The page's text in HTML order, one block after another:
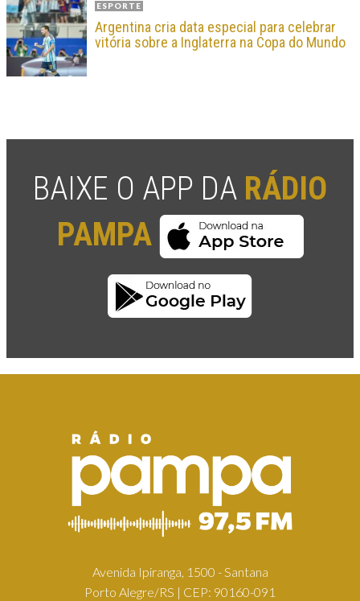
ESPORTE
Argentina cria data especial para celebrar
vitória sobre a Inglaterra na Copa do Mundo
BAIXE O APP DA RÁDIO
PAMPA
Avenida Ipiranga, 1500 - Santana
Porto Alegre/RS | CEP: 90160-091